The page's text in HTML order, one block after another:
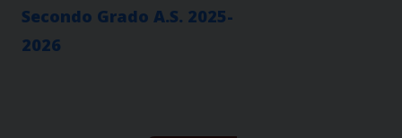
Secondo Grado A.S. 2025-
2026